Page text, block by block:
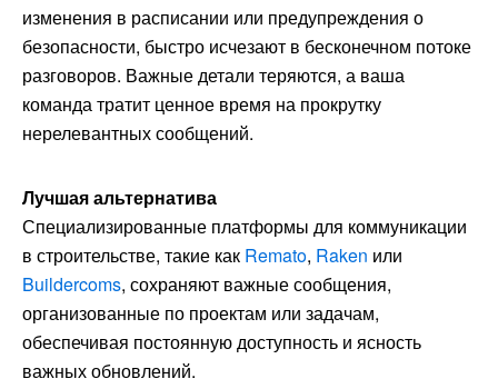
изменения в расписании или предупреждения о
безопасности, быстро исчезают в бесконечном потоке
разговоров. Важные детали теряются, а ваша
команда тратит ценное время на прокрутку
нерелевантных сообщений.
Лучшая альтернатива
Специализированные платформы для коммуникации
в строительстве, такие как Remato, Raken или
Buildercoms, сохраняют важные сообщения,
организованные по проектам или задачам,
обеспечивая постоянную доступность и ясность
важных обновлений.